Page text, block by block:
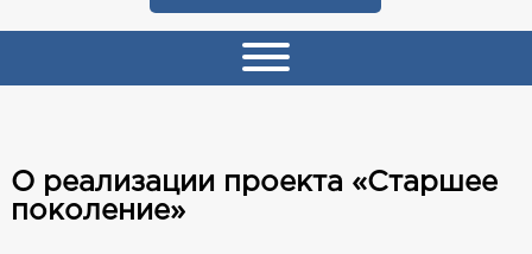
О реализации проекта «Старшее
поколение»